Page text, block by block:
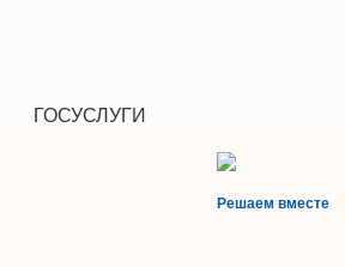
ГОСУСЛУГИ
Решаем вместе